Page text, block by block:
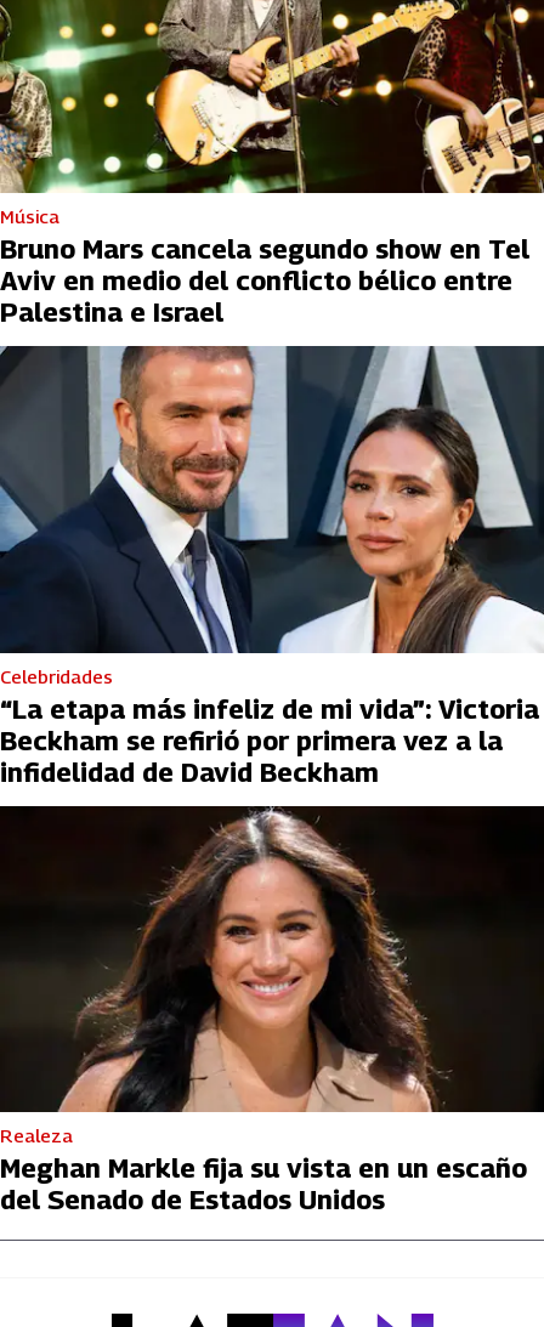
Música
Bruno Mars cancela segundo show en Tel
Aviv en medio del conflicto bélico entre
Palestina e Israel
Celebridades
“La etapa más infeliz de mi vida”: Victoria
Beckham se refirió por primera vez a la
infidelidad de David Beckham
Realeza
Meghan Markle fija su vista en un escaño
del Senado de Estados Unidos